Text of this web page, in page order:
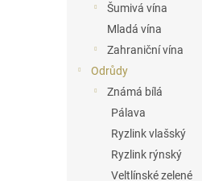
Šumivá vína
Mladá vína
Zahraniční vína
Odrůdy
Známá bílá
Pálava
Ryzlink vlašský
Ryzlink rýnský
Veltlínské zelené